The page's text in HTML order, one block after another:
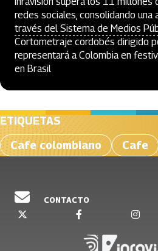
redes sociales, consolidando una
través del Sistema de Medios
Cortometraje cordobés dirigido
representará a Colombia en
en Brasil
ETIQUETAS
Cafe colombiano
Cafe
CONTACTO